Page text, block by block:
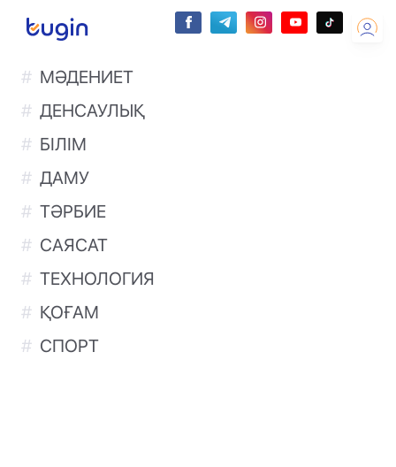
МӘДЕНИЕТ
ДЕНСАУЛЫҚ
БІЛІМ
ДАМУ
ТӘРБИЕ
САЯСАТ
ТЕХНОЛОГИЯ
ҚОҒАМ
СПОРТ